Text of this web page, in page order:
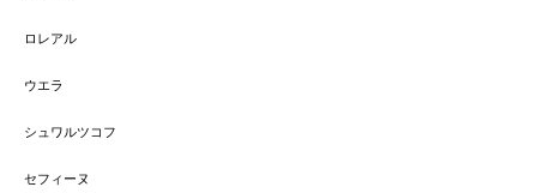
ロレアル
ウエラ
シュワルツコフ
セフィーヌ